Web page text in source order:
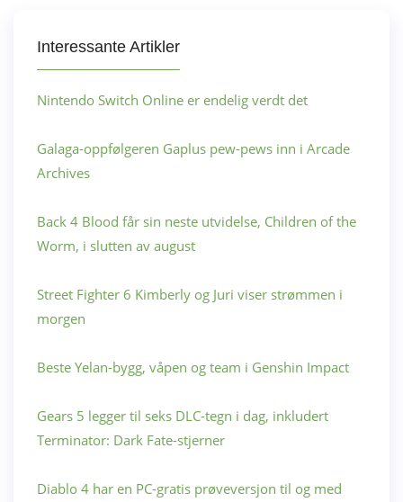
Interessante Artikler
Nintendo Switch Online er endelig verdt det
Galaga-oppfølgeren Gaplus pew-pews inn i Arcade
Archives
Back 4 Blood får sin neste utvidelse, Children of the
Worm, i slutten av august
Street Fighter 6 Kimberly og Juri viser strømmen i
morgen
Beste Yelan-bygg, våpen og team i Genshin Impact
Gears 5 legger til seks DLC-tegn i dag, inkludert
Terminator: Dark Fate-stjerner
Diablo 4 har en PC-gratis prøveversjon til og med